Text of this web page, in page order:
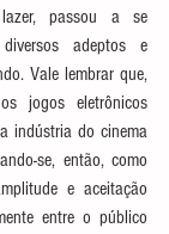
passou a se
diversos adeptos e
Vale lembrar que,
jogos eletrônicos
indústria do cinema
se, então, como
e aceitação
entre o público